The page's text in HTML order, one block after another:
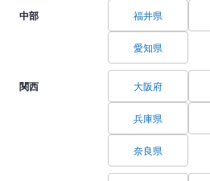
中部 福井県
愛知県
関西 大阪府
兵庫県
奈良県